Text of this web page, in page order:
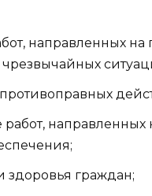
направленных
работ,
здоровья граждан;